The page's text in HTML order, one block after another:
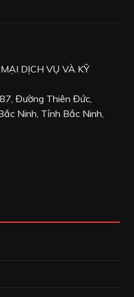
DỊCH VỤ VÀ KỸ
Đường Thiên Đức,
Ninh, Tỉnh Bắc Ninh,